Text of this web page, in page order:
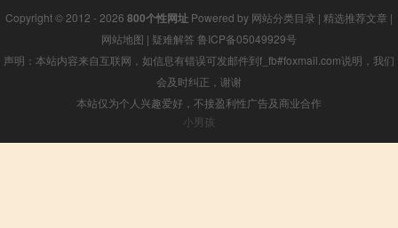
Copyright © 2012 - 2026 800个性网址 Powered by 网站分类目录 | 精选推荐文章 |
网站地图 | 疑难解答 鲁ICP备05049929号
声明：本站内容来自互联网，如信息有错误可发邮件到f_fb#foxmail.com说明，我们
会及时纠正，谢谢
本站仅为个人兴趣爱好，不接盈利性广告及商业合作
小男孩